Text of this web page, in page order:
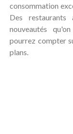
consommation
Des
nouveautés
pourrez compter
plans.